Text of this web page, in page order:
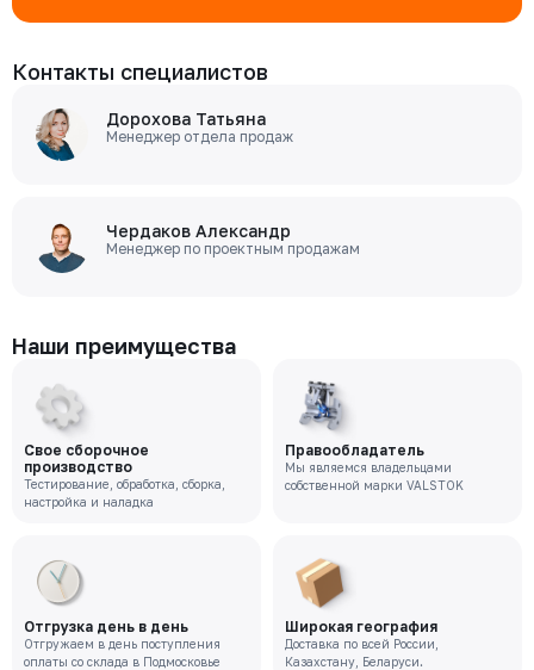
Контакты специалистов
Дорохова Татьяна
Менеджер отдела продаж
Чердаков Александр
Менеджер по проектным продажам
Наши преимущества
Свое сборочное
производство
Тестирование, обработка, сборка,
настройка и наладка
Правообладатель
Мы являемся владельцами
собственной марки VALSTOK
Отгрузка день в день
Отгружаем в день поступления
оплаты со склада в Подмосковье
Широкая география
Доставка по всей России,
Казахстану, Беларуси.